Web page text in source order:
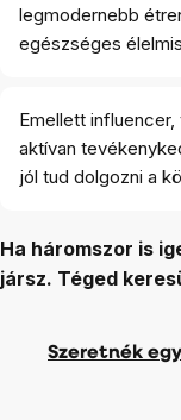
legmodernebb
egészséges
Emellett
aktívan
jól tud dolgozni a
Ha háromszor is
jársz. Téged
Szeretnék